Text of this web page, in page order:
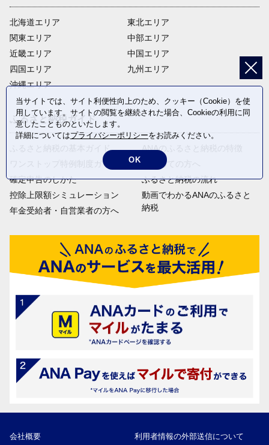
北海道エリア
関東エリア
近畿エリア
四国エリア
沖縄エリア
東北エリア
中部エリア
中国エリア
九州エリア
ふるさと納税ガイド
ふるさと納税の基本ガイド
ワンストップ特例制度ガイド
確定申告のしかた
控除上限額シミュレーション
年金受給者・自営業者の方へ
ANAのふるさと納税の特徴
はじめての方へ
ふるさと納税の流れ
動画でわかるANAのふるさと
納税
会社概要 利用者情報の外部送信について
当サイトでは、サイト利便性向上のため、クッキー（Cookie）を使
用しています。サイトの閲覧を継続された場合、Cookieの利用に同
意したことものといたします。
詳細についてはプライバシーポリシーをお読みください。
OK